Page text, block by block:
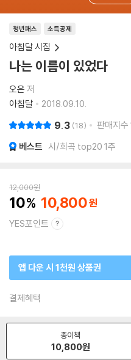
소득공제
청년패스
아침달 시집
나는 이름이 있었다
오은 저
아침달
2018.09.10.
9.3 18 판매지수
베스트 시/희곡 top20 1주
12,000원
10 10,800
YES포인트
앱 다운 시 1천원 상품권
결제혜택
종이책
10,800원